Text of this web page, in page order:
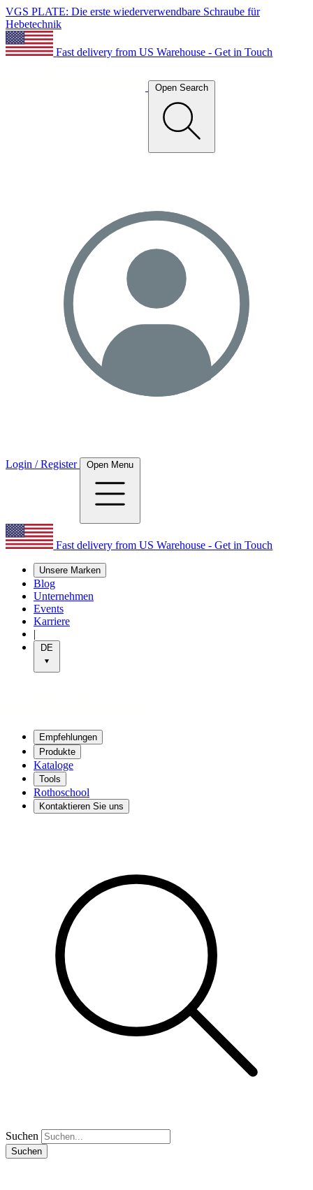
VGS PLATE: Die erste wiederverwendbare Schraube für
Hebetechnik
Fast delivery from US Warehouse - Get in Touch
Open Search
Login / Register Open Menu
Fast delivery from US Warehouse - Get in Touch
Unsere Marken
Blog
Unternehmen
Events
Karriere
|
DE
Empfehlungen
Produkte
Kataloge
Tools
Rothoschool
Kontaktieren Sie uns
Suchen
Suchen